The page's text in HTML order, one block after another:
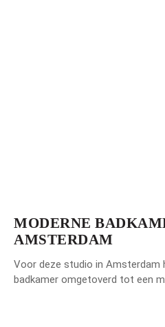
MODERNE
AMSTERDAM
Voor deze studio in Amsterdam
badkamer omgetoverd tot een